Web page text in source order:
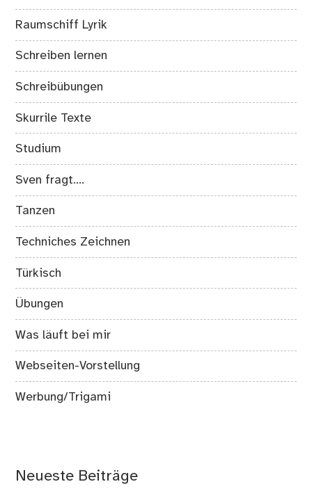
Raumschiff Lyrik
Schreiben lernen
Schreibübungen
Skurrile Texte
Studium
Sven fragt….
Tanzen
Techniches Zeichnen
Türkisch
Übungen
Was läuft bei mir
Webseiten-Vorstellung
Werbung/Trigami
Neueste Beiträge